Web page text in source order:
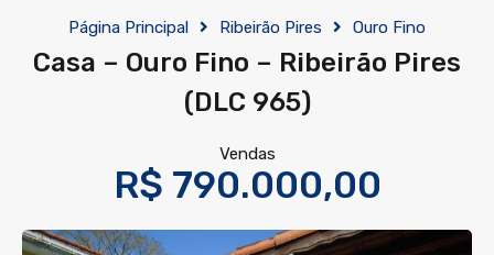
Página Principal Ribeirão Pires Ouro Fino
Casa – Ouro Fino – Ribeirão Pires
(DLC 965)
Vendas
R$ 790.000,00